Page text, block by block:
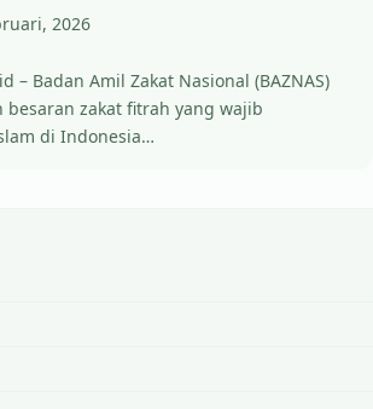
2026
– Badan Amil Zakat Nasional (BAZNAS)
besaran zakat fitrah yang wajib
di Indonesia…